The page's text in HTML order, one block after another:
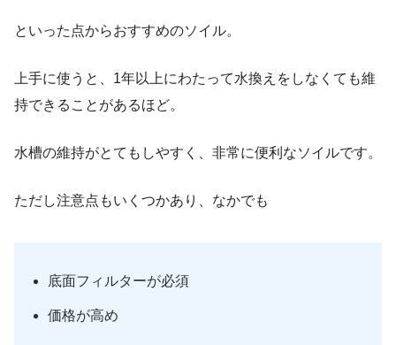
といった点からおすすめのソイル。
上手に使うと、1年以上にわたって水換えをしなくても維
持できることがあるほど。
水槽の維持がとてもしやすく、非常に便利なソイルです。
ただし注意点もいくつかあり、なかでも
底面フィルターが必須
価格が高め